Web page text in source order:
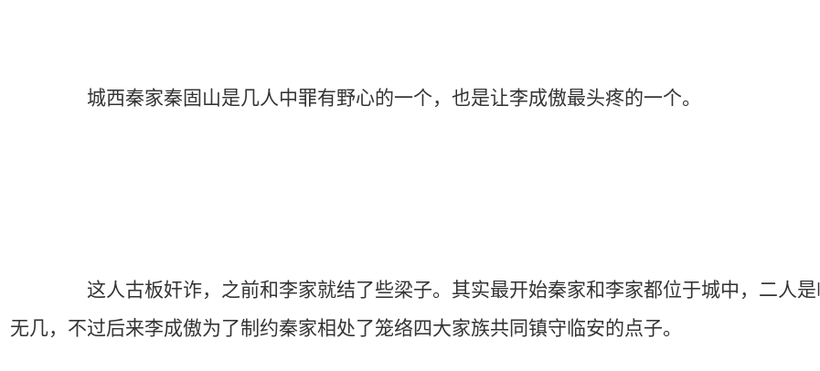
城西秦家秦固山是几人中罪有野心的一个，也是让李成傲最头疼的一个。
这人古板奸诈，之前和李家就结了些梁子。其实最开始秦家和李家都位于城中，二人是
无几，不过后来李成傲为了制约秦家相处了笼络四大家族共同镇守临安的点子。